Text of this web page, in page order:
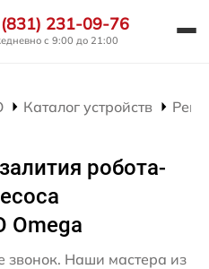
231-09-76
с 9:00 до 21:00
Каталог устройств
робота-
Omega
звонок. Наши мастера из